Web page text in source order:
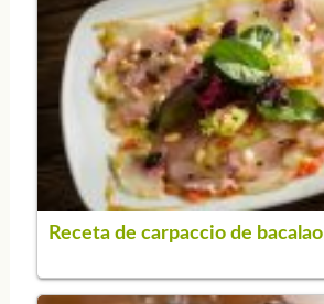
Receta de carpaccio de bacalao